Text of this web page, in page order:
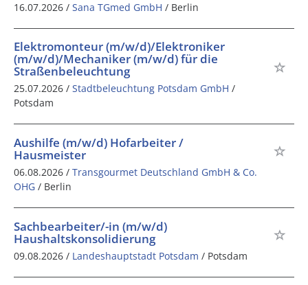
16.07.2026 / Sana TGmed GmbH / Berlin
Elektromonteur (m/w/d)/Elektroniker
(m/w/d)/Mechaniker (m/w/d) für die
Straßenbeleuchtung
25.07.2026 / Stadtbeleuchtung Potsdam GmbH /
Potsdam
Aushilfe (m/w/d) Hofarbeiter /
Hausmeister
06.08.2026 / Transgourmet Deutschland GmbH & Co.
OHG / Berlin
Sachbearbeiter/-in (m/w/d)
Haushaltskonsolidierung
09.08.2026 / Landeshauptstadt Potsdam / Potsdam